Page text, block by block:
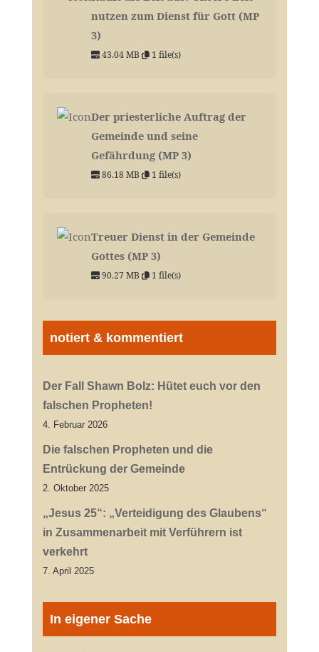
nutzen zum Dienst für Gott (MP
3)
43.04 MB 1 file(s)
Der priesterliche Auftrag der
Gemeinde und seine
Gefährdung (MP 3)
86.18 MB 1 file(s)
Treuer Dienst in der Gemeinde
Gottes (MP 3)
90.27 MB 1 file(s)
notiert & kommentiert
Der Fall Shawn Bolz: Hütet euch vor den
falschen Propheten!
4. Februar 2026
Die falschen Propheten und die
Entrückung der Gemeinde
2. Oktober 2025
„Jesus 25“: „Verteidigung des Glaubens“
in Zusammenarbeit mit Verführern ist
verkehrt
7. April 2025
In eigener Sache